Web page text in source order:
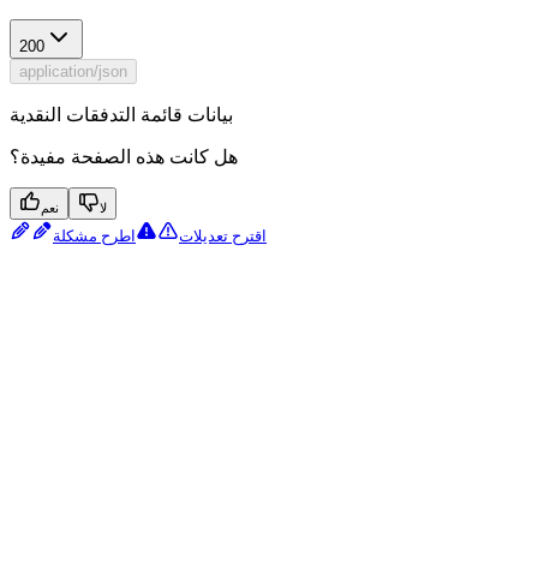
200
application/json
بيانات قائمة التدفقات النقدية
هل كانت هذه الصفحة مفيدة؟
نعم لا
اقترح تعديلات اطرح مشكلة